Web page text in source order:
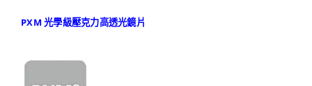
PXM 光學級壓克力高透光鏡片